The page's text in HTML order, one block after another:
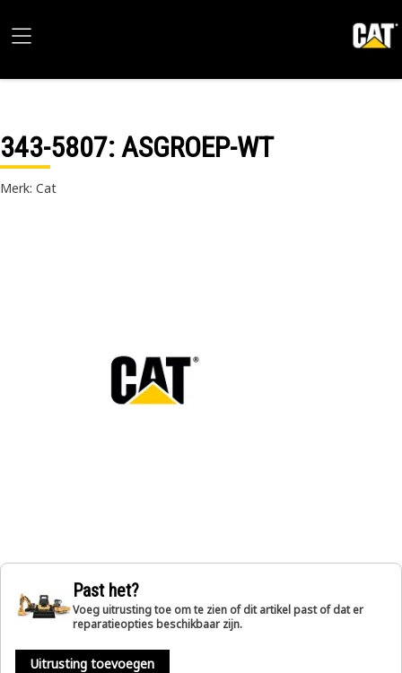
343-5807: ASGROEP-WT
Merk: Cat
Past het?
Voeg uitrusting toe om te zien of dit artikel past of dat er
reparatieopties beschikbaar zijn.
Uitrusting toevoegen